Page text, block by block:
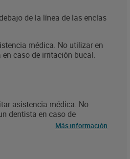
las encías Proporciona un
x 500 mlde la línea de las encías
médica. No utilizar en
caso de irritación bucal.
asistencia médica. No
dentista en caso de
Más información